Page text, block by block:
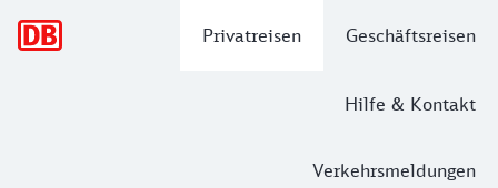
Privatreisen Geschäftsreisen
Hilfe & Kontakt
Verkehrsmeldungen